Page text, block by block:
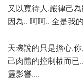
又以寬待人.嚴律己為
因為.. 呵呵.. 全是我
天璣說的只是擔心.
己肉體的控制權而已
靈影響....